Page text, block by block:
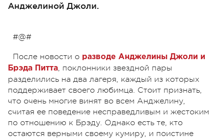
Анджелиной Джоли.
#@#
После новости о разводе Анджелины Джоли и
Брэда Питта, поклонники звездной пары
разделились на два лагеря, каждый из которых
поддерживает своего любимца. Стоит признать,
что очень многие винят во всем Анджелину,
считая ее поведение несправедливым и жестоким
по отношению к Брэду. Однако есть те, кто
остаются верными своему кумиру, и поистине